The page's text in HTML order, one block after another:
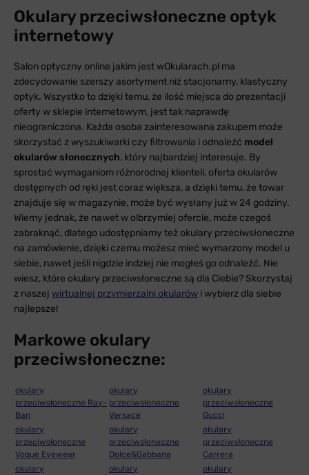
Okulary przeciwsłoneczne optyk
internetowy
Salon optyczny online jakim jest wOkularach.pl ma
zdecydowanie szerszy asortyment niż stacjonarny, klastyczny
optyk. Wszystko to dzięki temu, że ilość miejsca do prezentacji
oferty w sklepie internetowym, jest tak naprawdę
nieograniczona. Każda osoba zainteresowana zakupem może
skorzystać z wyszukiwarki czy filtrowania i odnaleźć model
okularów słonecznych, który najbardziej interesuje. By
sprostać wymaganiom różnorodnej klienteli, oferta okularów
dostępnych od ręki jest coraz większa, a dzięki temu, że towar
znajduje się w magazynie, może być wysłany już w 24 godziny.
Wiemy jednak, że nawet w olbrzymiej ofercie, może czegoś
zabraknąć, dlatego udostępniamy też okulary przeciwsłoneczne
na zamówienie, dzięki czemu możesz mieć wymarzony model u
siebie, nawet jeśli nigdzie indziej nie mogłeś go odnaleźć. Nie
wiesz, które okulary przeciwsłoneczne są dla Ciebie? Skorzystaj
z naszej wirtualnej przymierzalni okularów i wybierz dla siebie
najlepsze!
Markowe okulary
przeciwsłoneczne:
okulary
przeciwsłoneczne Ray-
Ban
okulary
przeciwsłoneczne
Versace
okulary
przeciwsłoneczne
Gucci
okulary
przeciwsłoneczne
Vogue Eyewear
okulary
przeciwsłoneczne
Dolce&Gabbana
okulary
przeciwsłoneczne
Carrera
okulary
okulary
okulary